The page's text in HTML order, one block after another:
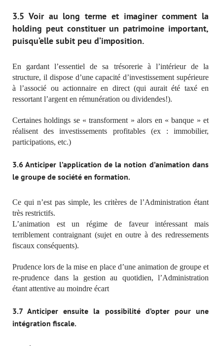
3.5 Voir au long terme et imaginer comment la
holding peut constituer un patrimoine important,
puisqu’elle subit peu d’imposition.
En gardant l’essentiel de sa trésorerie à l’intérieur de la
structure, il dispose d’une capacité d’investissement supérieure
à l’associé ou actionnaire en direct (qui aurait été taxé en
ressortant l’argent en rémunération ou dividendes!).
Certaines holdings se « transforment » alors en « banque » et
réalisent des investissements profitables (ex : immobilier,
participations, etc.)
3.6 Anticiper l’application de la notion d’animation dans
le groupe de société en formation.
Ce qui n’est pas simple, les critères de l’Administration étant
très restrictifs.
L’animation est un régime de faveur intéressant mais
terriblement contraignant (sujet en outre à des redressements
fiscaux conséquents).
Prudence lors de la mise en place d’une animation de groupe et
re-prudence dans la gestion au quotidien, l’Administration
étant attentive au moindre écart
3.7 Anticiper ensuite la possibilité d’opter pour une
intégration fiscale.